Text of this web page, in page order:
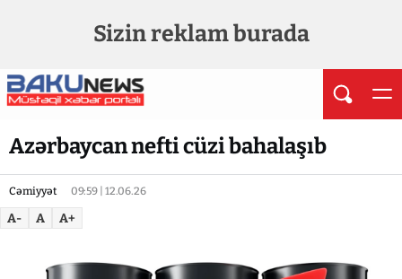
Sizin reklam burada
Azərbaycan nefti cüzi bahalaşıb
Cəmiyyət 09:59 | 12.06.26
A- A A+